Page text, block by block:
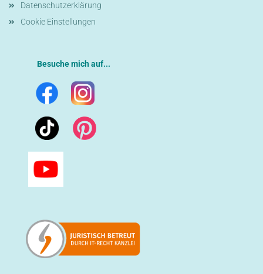
Datenschutzerklärung
Cookie Einstellungen
Besuche mich auf...